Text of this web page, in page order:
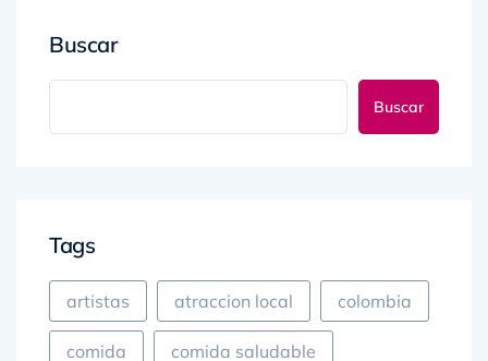
Buscar
artistas atraccion local colombia
comida comida saludable